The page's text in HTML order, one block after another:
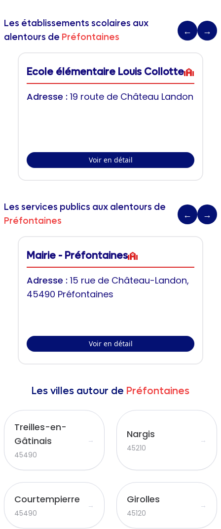
Les établissements scolaires aux
alentours de Préfontaines
← →
Ecole élémentaire Louis Collotte
Adresse : 19 route de Château Landon
Voir en détail
Les services publics aux alentours de
Préfontaines
← →
Mairie - Préfontaines
Adresse : 15 rue de Château-Landon,
45490 Préfontaines
Voir en détail
Les villes autour de Préfontaines
Treilles-en-
Gâtinais
45490
→ Nargis
45210
→
Courtempierre
45490
→ Girolles
45120
→